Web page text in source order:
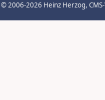
© 2006-2026 Heinz Herzog,